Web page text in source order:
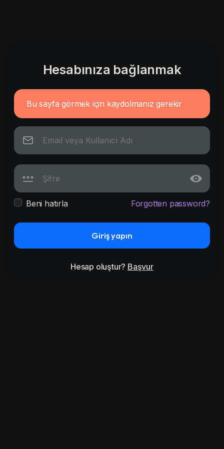
Hesabınıza bağlanmak
Bu sayfa görmek için kaydolmanız gerekir
Beni hatırla Forgotten password?
Giriş yapın
Hesap oluştur? Başvur